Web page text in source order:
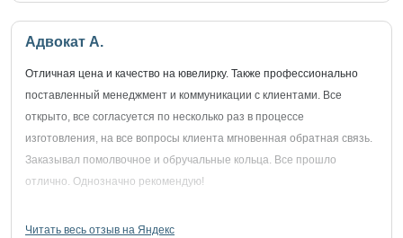
Адвокат А.
Отличная цена и качество на ювелирку. Также профессионально
поставленный менеджмент и коммуникации с клиентами. Все
открыто, все согласуется по несколько раз в процессе
изготовления, на все вопросы клиента мгновенная обратная связь.
Заказывал помолвочное и обручальные кольца. Все прошло
отлично. Однозначно рекомендую!
Читать весь отзыв на Яндекс